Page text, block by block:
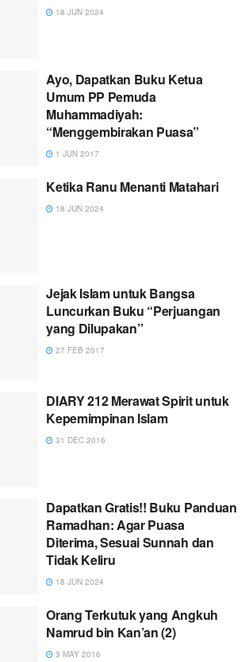
18 JUN 2024
Ayo, Dapatkan Buku Ketua
Umum PP Pemuda
Muhammadiyah:
“Menggembirakan Puasa”
1 JUN 2017
Ketika Ranu Menanti Matahari
18 JUN 2024
Jejak Islam untuk Bangsa
Luncurkan Buku “Perjuangan
yang Dilupakan”
27 FEB 2017
DIARY 212 Merawat Spirit untuk
Kepemimpinan Islam
31 DEC 2016
Dapatkan Gratis!! Buku Panduan
Ramadhan: Agar Puasa
Diterima, Sesuai Sunnah dan
Tidak Keliru
18 JUN 2024
Orang Terkutuk yang Angkuh
Namrud bin Kan’an (2)
3 MAY 2016